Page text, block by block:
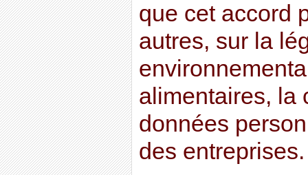
que cet accord
autres, sur la
alimentaires, la
données
des entreprises.